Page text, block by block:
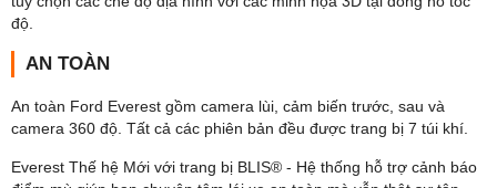
độ.
AN TOÀN
An toàn Ford Everest gồm camera lùi, cảm biến trước, sau và
camera 360 độ. Tất cả các phiên bản đều được trang bị 7 túi khí.
Everest Thế hệ Mới với trang bị BLIS® - Hệ thống hỗ trợ cảnh báo